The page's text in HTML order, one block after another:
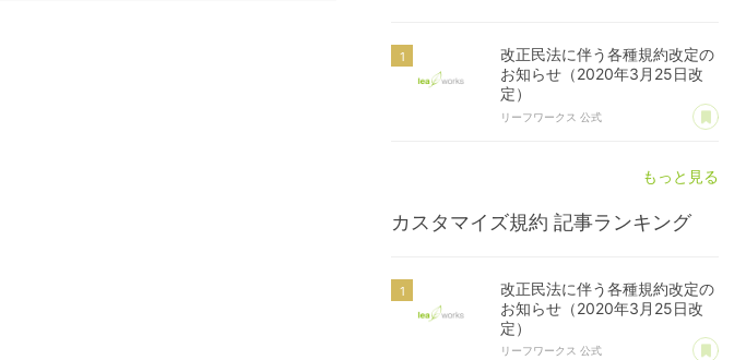
改正民法に伴う各種規約改定の
お知らせ（2020年3月25日改
定）
リーフワークス 公式 あ
もっと見る
カスタマイズ規約 記事ランキング
改正民法に伴う各種規約改定の
お知らせ（2020年3月25日改
定）
リーフワークス 公式 あ